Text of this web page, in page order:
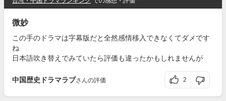
微妙
この手のドラマは字幕版だと全然感情移入できなくてダメです
ね
日本語吹き替えでみていたら評価も違ったかもしれませんが
中国歴史ドラマラブさんの評価 2